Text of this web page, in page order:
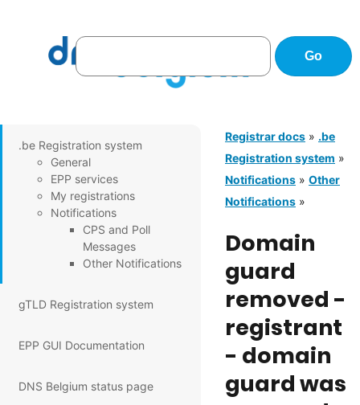
Registrar docs » .be
Registration system »
Notifications » Other
Notifications »
.be Registration system
General
EPP services
My registrations
Notifications
CPS and Poll
Messages
Other Notifications
gTLD Registration system
EPP GUI Documentation
DNS Belgium status page
Domain
guard
removed -
registrant
- domain
guard was